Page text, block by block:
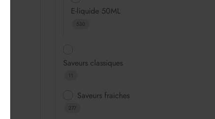
E-liquide 50ML
530
Saveurs classiques
11
Saveurs fraiches
277